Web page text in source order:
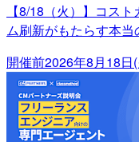
【8/18（火）】コス
ム刷新がもたらす本当
開催前2026年8月18日